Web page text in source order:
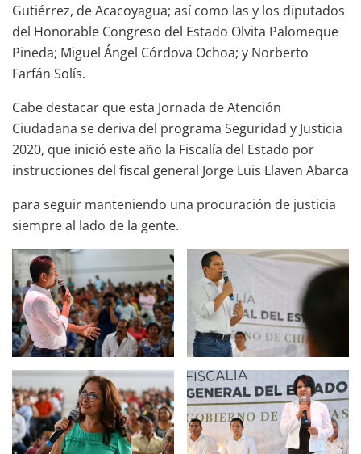
Gutiérrez, de Acacoyagua; así como las y los diputados
del Honorable Congreso del Estado Olvita Palomeque
Pineda; Miguel Ángel Córdova Ochoa; y Norberto
Farfán Solís.
Cabe destacar que esta Jornada de Atención
Ciudadana se deriva del programa Seguridad y Justicia
2020, que inició este año la Fiscalía del Estado por
instrucciones del fiscal general Jorge Luis Llaven Abarca
para seguir manteniendo una procuración de justicia
siempre al lado de la gente.